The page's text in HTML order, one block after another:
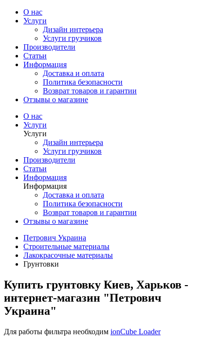
О нас
Услуги
Дизайн интерьера
Услуги грузчиков
Производители
Статьи
Информация
Доставка и оплата
Политика безопасности
Возврат товаров и гарантии
Отзывы о магазине
О нас
Услуги
Услуги
Дизайн интерьера
Услуги грузчиков
Производители
Статьи
Информация
Информация
Доставка и оплата
Политика безопасности
Возврат товаров и гарантии
Отзывы о магазине
Петрович Украина
Строительные материалы
Лакокрасочные материалы
Грунтовки
Купить грунтовку Киев, Харьков -
интернет-магазин "Петрович
Украина"
Для работы фильтра необходим ionCube Loader